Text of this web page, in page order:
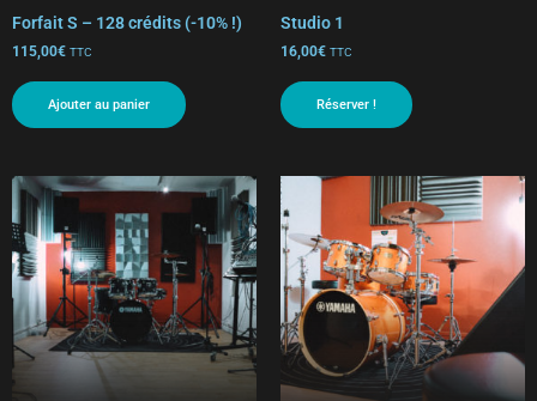
Forfait S – 128 crédits (-10% !)
115,00€ TTC
Ajouter au panier
Studio 1
16,00€ TTC
Réserver !